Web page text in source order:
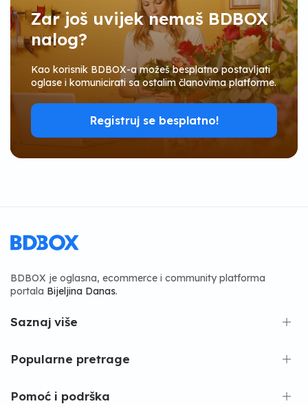
Zar još uvijek nemaš BDBOX
nalog?
Kao korisnik BDBOX-a možeš besplatno postavljati
oglase i komunicirati sa ostalim članovima platforme.
Registruj se besplatno!
BDBOX je oglasna, ecommerce i community platforma
portala Bijeljina Danas.
Saznaj više
Popularne pretrage
Pomoć i podrška